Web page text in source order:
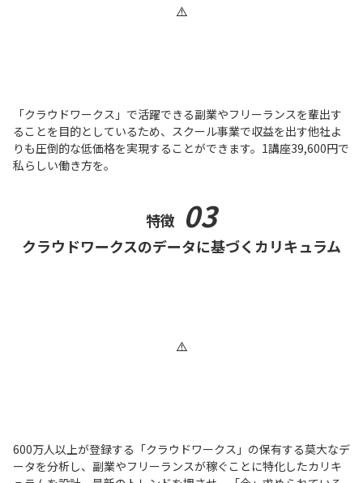
「クラウドワークス」で活躍できる副業やフリーランスを輩出す
ることを目的としているため、スクール事業で収益を出す他社よ
りも圧倒的な低価格を実現することができます。1講座39,600円で
私らしい働き方を。
特徴 03
クラウドワークスのデータに基づくカリキュラム
600万人以上が登録する「クラウドワークス」の保有する莫大なデ
ータを分析し、副業やフリーランスが稼ぐことに特化したカリキ